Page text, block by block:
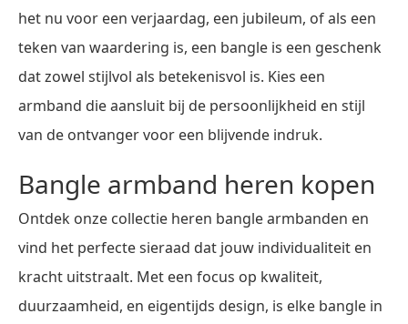
het nu voor een verjaardag, een jubileum, of als een
teken van waardering is, een bangle is een geschenk
dat zowel stijlvol als betekenisvol is. Kies een
armband die aansluit bij de persoonlijkheid en stijl
van de ontvanger voor een blijvende indruk.
Bangle armband heren kopen
Ontdek onze collectie heren bangle armbanden en
vind het perfecte sieraad dat jouw individualiteit en
kracht uitstraalt. Met een focus op kwaliteit,
duurzaamheid, en eigentijds design, is elke bangle in